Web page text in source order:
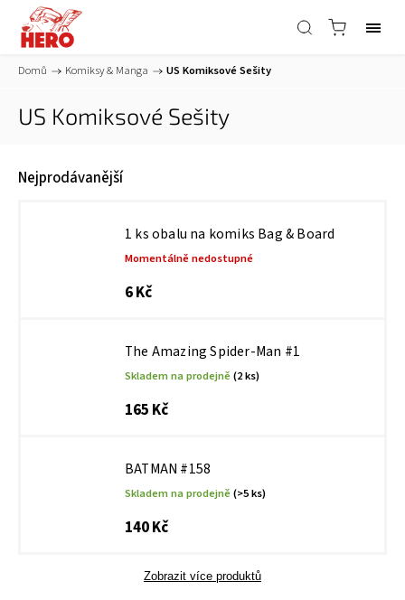
Domů / Komiksy & Manga / US Komiksové Sešity
US Komiksové Sešity
Nejprodávanější
1 ks obalu na komiks Bag & Board
Momentálně nedostupné
6 Kč
The Amazing Spider-Man #1
Skladem na prodejně(2 ks)
165 Kč
BATMAN #158
Skladem na prodejně(>5 ks)
140 Kč
Zobrazit více produktů